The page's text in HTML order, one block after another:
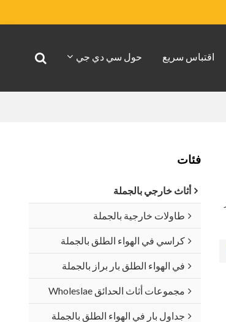
اقتباس سريع حول سي دي جي
فئات
أثاث خارجي بالجملة
طاولات خارجية بالجملة
كراسي في الهواء الطلق بالجملة
في الهواء الطلق بار براز بالجملة
مجموعات أثاث الحدائق Wholeslae
جداول بار في الهواء الطلق بالجملة